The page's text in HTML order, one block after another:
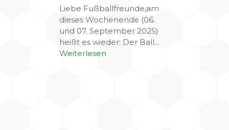
Liebe Fußballfreunde,am
dieses Wochenende (06.
und 07. September 2025)
heißt es wieder: Der Ball...
Weiterlesen